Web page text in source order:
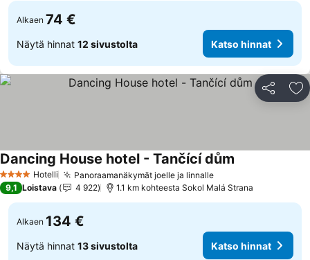
Alkaen 74 €
Näytä hinnat 12 sivustolta Katso hinnat
Jaa
4 Tähtiluokitus
Hotelli Panoraamanäkymät joelle ja linnalle
Dancing House hotel - Tančící dům
9,1 Loistava 4 922 1.1 km kohteesta Sokol Malá Strana
Alkaen 134 €
Näytä hinnat 13 sivustolta Katso hinnat